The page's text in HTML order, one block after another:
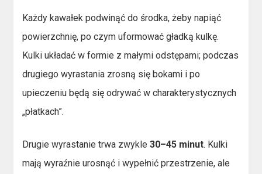
Każdy kawałek podwinąć do środka, żeby napiąć
powierzchnię, po czym uformować gładką kulkę.
Kulki układać w formie z małymi odstępami; podczas
drugiego wyrastania zrosną się bokami i po
upieczeniu będą się odrywać w charakterystycznych
„płatkach”.
Drugie wyrastanie trwa zwykle30–45 minut. Kulki
mają wyraźnie urosnąć i wypełnić przestrzenie, ale